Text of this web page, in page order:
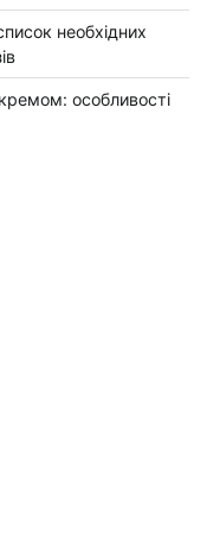
необхідних
особливості